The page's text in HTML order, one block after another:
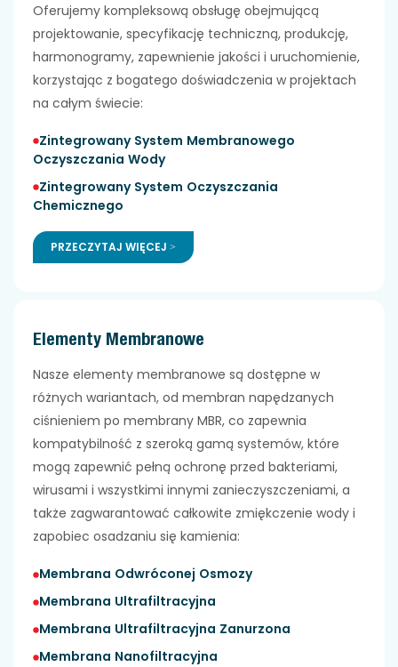
Oferujemy kompleksową obsługę obejmującą
projektowanie, specyfikację techniczną, produkcję,
harmonogramy, zapewnienie jakości i uruchomienie,
korzystając z bogatego doświadczenia w projektach
na całym świecie:
Zintegrowany System Membranowego
Oczyszczania Wody
Zintegrowany System Oczyszczania
Chemicznego
PRZECZYTAJ WIĘCEJ >
Elementy Membranowe
Nasze elementy membranowe są dostępne w
różnych wariantach, od membran napędzanych
ciśnieniem po membrany MBR, co zapewnia
kompatybilność z szeroką gamą systemów, które
mogą zapewnić pełną ochronę przed bakteriami,
wirusami i wszystkimi innymi zanieczyszczeniami, a
także zagwarantować całkowite zmiękczenie wody i
zapobiec osadzaniu się kamienia:
Membrana Odwróconej Osmozy
Membrana Ultrafiltracyjna
Membrana Ultrafiltracyjna Zanurzona
Membrana Nanofiltracyjna